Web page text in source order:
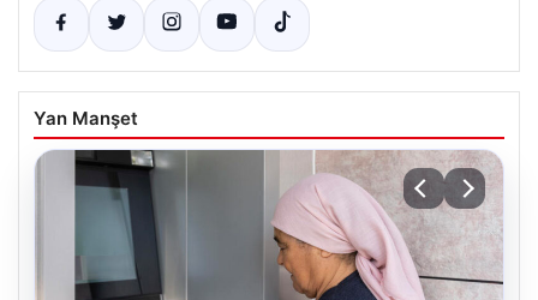
Yan Manşet